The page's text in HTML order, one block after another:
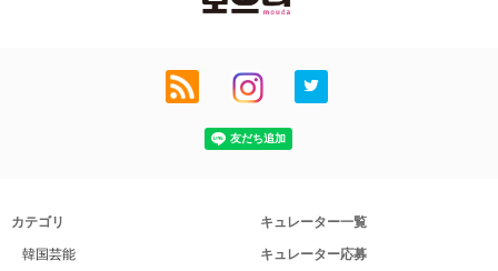
カテゴリ
韓国芸能
キュレーター一覧
キュレーター応募